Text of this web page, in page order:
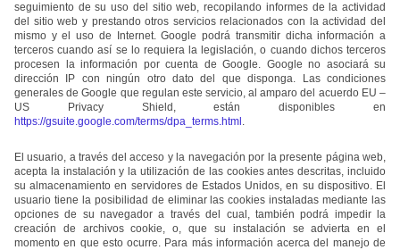
seguimiento de su uso del sitio web, recopilando informes de la actividad
del sitio web y prestando otros servicios relacionados con la actividad del
mismo y el uso de Internet. Google podrá transmitir dicha información a
terceros cuando así se lo requiera la legislación, o cuando dichos terceros
procesen la información por cuenta de Google. Google no asociará su
dirección IP con ningún otro dato del que disponga. Las condiciones
generales de Google que regulan este servicio, al amparo del acuerdo EU –
US Privacy Shield, están disponibles en
https://gsuite.google.com/terms/dpa_terms.html .
El usuario, a través del acceso y la navegación por la presente página web,
acepta la instalación y la utilización de las cookies antes descritas, incluido
su almacenamiento en servidores de Estados Unidos, en su dispositivo. El
usuario tiene la posibilidad de eliminar las cookies instaladas mediante las
opciones de su navegador a través del cual, también podrá impedir la
creación de archivos cookie, o, que su instalación se advierta en el
momento en que esto ocurre. Para más información acerca del manejo de